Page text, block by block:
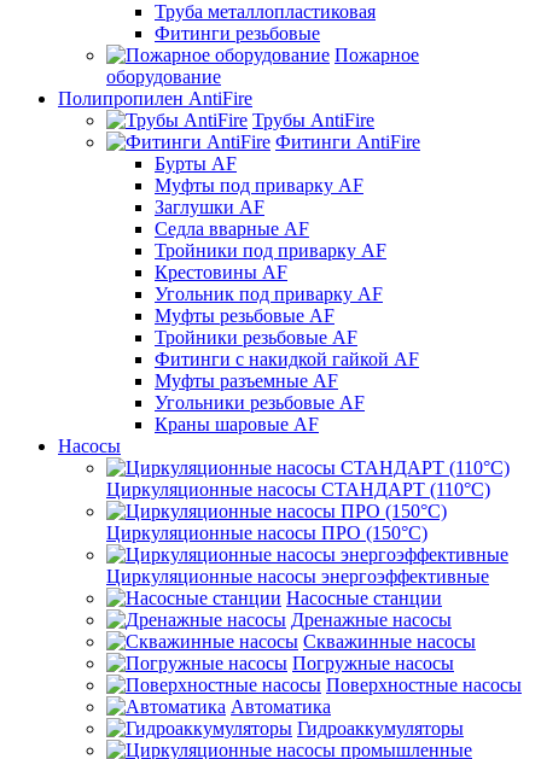
Труба металлопластиковая
Фитинги резьбовые
Пожарное
оборудование
Полипропилен AntiFire
Трубы AntiFire
Фитинги AntiFire
Бурты AF
Муфты под приварку AF
Заглушки AF
Седла вварные AF
Тройники под приварку AF
Крестовины AF
Угольник под приварку AF
Муфты резьбовые AF
Тройники резьбовые AF
Фитинги с накидкой гайкой AF
Муфты разъемные AF
Угольники резьбовые AF
Краны шаровые AF
Насосы
Циркуляционные насосы СТАНДАРТ (110°C)
Циркуляционные насосы ПРО (150°C)
Циркуляционные насосы энергоэффективные
Насосные станции
Дренажные насосы
Скважинные насосы
Погружные насосы
Поверхностные насосы
Автоматика
Гидроаккумуляторы